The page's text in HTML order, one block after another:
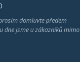
domluvte předem
dne jsme u zákazníků mimo